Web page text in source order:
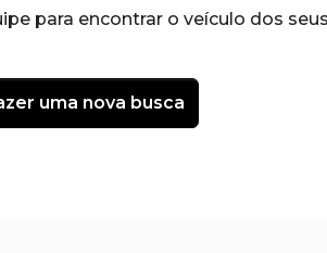
para encontrar o veículo dos
uma nova busca